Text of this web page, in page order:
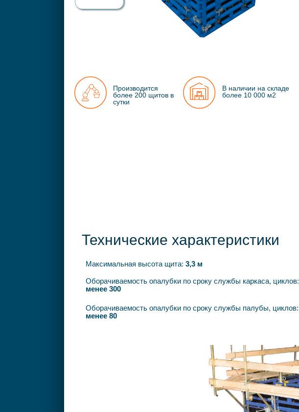
Технические характеристики
В наличии на складе
более 10 000 м2
Максимальная высота щита: 3,3 м
Оборачиваемость опалубки по сроку службы каркаса, циклов:
менее 300
Производится
более 200 щитов в
сутки
Оборачиваемость опалубки по сроку службы палубы, циклов:
менее 80